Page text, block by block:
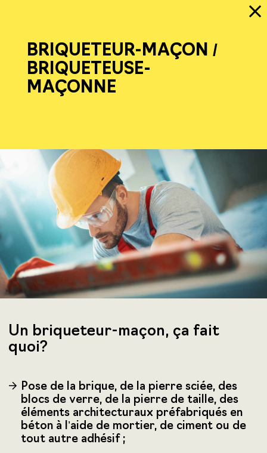
BRIQUETEUR-MAÇON /
BRIQUETEUSE-
MAÇONNE
Un briqueteur-maçon, ça fait
quoi?
Pose de la brique, de la pierre sciée, des
blocs de verre, de la pierre de taille, des
éléments architecturaux préfabriqués en
béton à l’aide de mortier, de ciment ou de
tout autre adhésif ;